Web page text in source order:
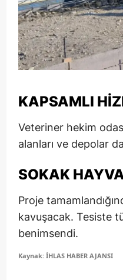
KAPSAMLI
Veteriner hekim
alanları ve depolar
SOKAK
Proje
kavuşacak. Tesiste
benimsendi.
Kaynak: İHLAS HABER AJANSI